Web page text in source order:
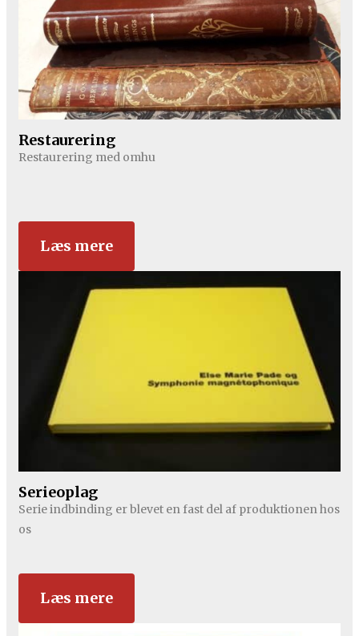
Restaurering
Restaurering med omhu
Læs mere
Serieoplag
Serie indbinding er blevet en fast del af produktionen hos
os
Læs mere